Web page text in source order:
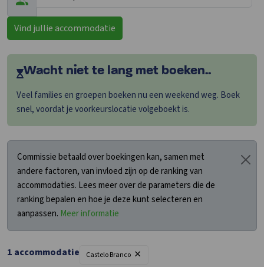
Vind jullie accommodatie
Wacht niet te lang met boeken..
Veel families en groepen boeken nu een weekend weg. Boek
snel, voordat je voorkeurslocatie volgeboekt is.
Commissie betaald over boekingen kan, samen met
andere factoren, van invloed zijn op de ranking van
accommodaties. Lees meer over de parameters die de
ranking bepalen en hoe je deze kunt selecteren en
aanpassen. Meer informatie
1 accommodatie Castelo Branco ×